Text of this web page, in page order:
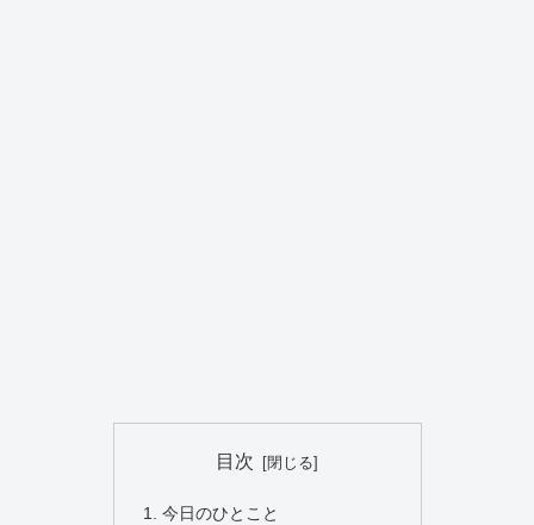
目次
今日のひとこと